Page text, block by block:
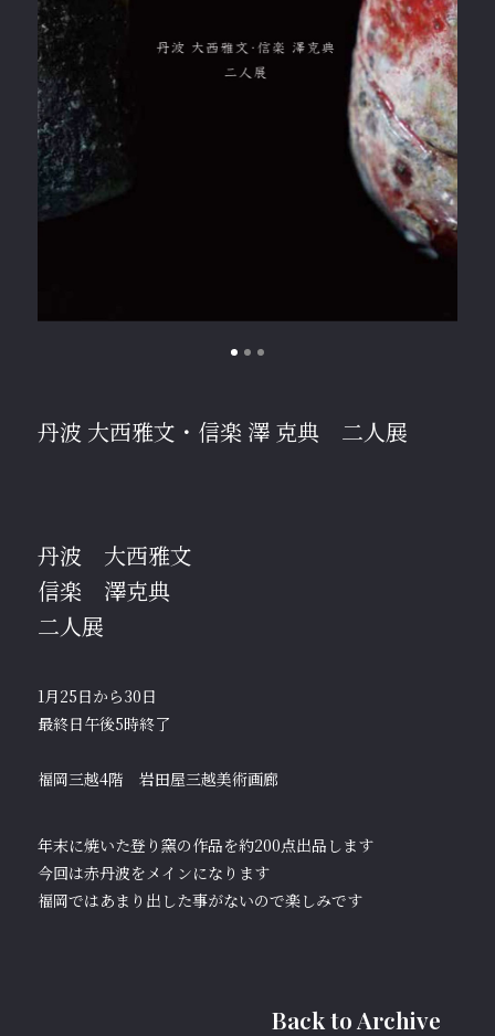
BIOGRAPHY
WORKS
ONLINE STORE
INSTAGRAM
丹波 大西雅文・信楽 澤 克典 二人展
丹波 大西雅文
信楽 澤克典
二人展
1月25日から30日
最終日午後5時終了
福岡三越4階 岩田屋三越美術画廊
年末に焼いた登り窯の作品を約200点出品します
今回は赤丹波をメインになります
福岡ではあまり出した事がないので楽しみです
Back to Archive